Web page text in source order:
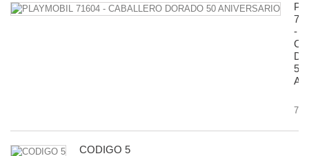
-
50
CODIGO 5